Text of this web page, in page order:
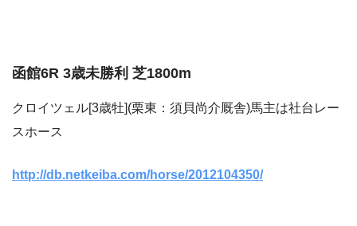
函館6R 3歳未勝利 芝1800m
クロイツェル[3歳牡](栗東：須貝尚介厩舎)馬主は社台レー
スホース
http://db.netkeiba.com/horse/2012104350/